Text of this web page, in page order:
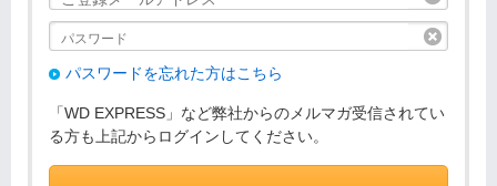
パスワードを忘れた方はこちら
「WD EXPRESS」など弊社からのメルマガ受信されてい
る方も上記からログインしてください。